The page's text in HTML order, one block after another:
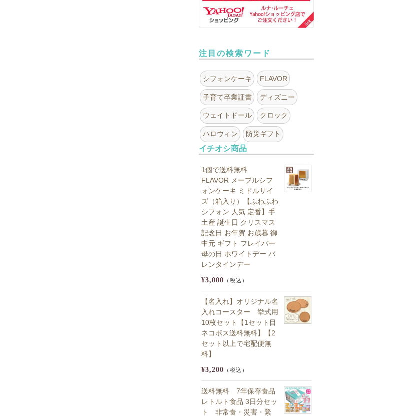
注目の検索ワード
シフォンケーキ FLAVOR
子育て卒業証書 ディズニー
ウェイトドール クロック
ハロウィン 防災ギフト
イチオシ商品
1個で送料無料
FLAVOR メープルシフ
ォンケーキ ミドルサイ
ズ（箱入り）【ふわふわ
シフォン 人気 定番】手
土産 誕生日 クリスマス
記念日 お年賀 お歳暮 御
中元 ギフト フレイバー
母の日 ホワイトデー バ
レンタインデー
¥3,000 （税込）
【名入れ】オリジナル名
入れコースター 挙式用
10枚セット【1セット目
ネコポス送料無料】【2
セット以上で宅配便無
料】
¥3,200 （税込）
送料無料 7年保存食品
レトルト食品 3日分セッ
ト 非常食・災害・緊